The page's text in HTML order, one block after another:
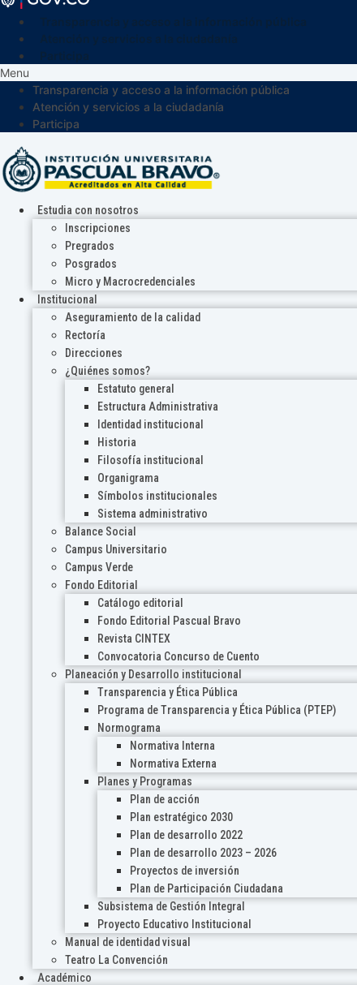
Menu
Transparencia y acceso a la información pública
Atención y servicios a la ciudadanía
Participa
Estudia con nosotros
Inscripciones
Pregrados
Posgrados
Micro y Macrocredenciales
Institucional
Aseguramiento de la calidad
Rectoría
Direcciones
¿Quiénes somos?
Estatuto general
Estructura Administrativa
Identidad institucional
Historia
Filosofía institucional
Organigrama
Símbolos institucionales
Sistema administrativo
Balance Social
Campus Universitario
Campus Verde
Fondo Editorial
Catálogo editorial
Fondo Editorial Pascual Bravo
Revista CINTEX
Convocatoria Concurso de Cuento
Planeación y Desarrollo institucional
Transparencia y Ética Pública
Programa de Transparencia y Ética Pública (PTEP)
Normograma
Normativa Interna
Normativa Externa
Planes y Programas
Plan de acción
Plan estratégico 2030
Plan de desarrollo 2022
Plan de desarrollo 2023 – 2026
Proyectos de inversión
Plan de Participación Ciudadana
Subsistema de Gestión Integral
Proyecto Educativo Institucional
Manual de identidad visual
Teatro La Convención
Académico